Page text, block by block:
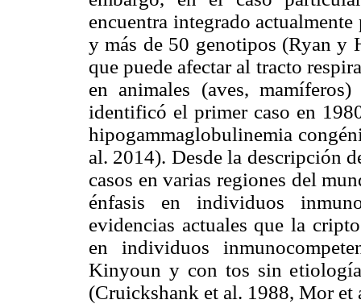
encuentra integrado
y más de 50 genotipos (Ryan y
que puede afectar al tracto
en animales (aves,
identificó el primer caso en
hipogammaglobulinemia
al. 2014). Desde la descripción
casos en varias regiones del
énfasis en individuos
evidencias actuales que la
en individuos
Kinyoun y con tos sin
(Cruickshank et al. 1988, Mor